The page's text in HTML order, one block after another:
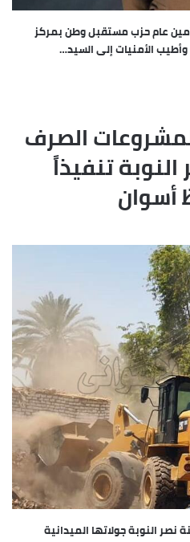
عام حزب مستقبل وطن بمركز
الأمنيات إلى السيد…
الصرف
النوبة تنفيذاً
أسوان
النوبة جولاتها الميدانية